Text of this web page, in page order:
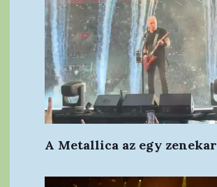
A Metallica az egy zenekar